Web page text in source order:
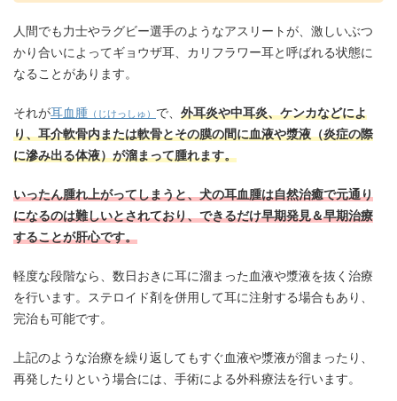
人間でも力士やラグビー選手のようなアスリートが、激しいぶつ
かり合いによってギョウザ耳、カリフラワー耳と呼ばれる状態に
なることがあります。
それが耳血腫 （じけっしゅ） で、 外耳炎や中耳炎、ケンカなどによ
り、耳介軟骨内または軟骨とその膜の間に血液や漿液（炎症の際
に滲み出る体液）が溜まって腫れます。
いったん腫れ上がってしまうと、犬の耳血腫は自然治癒で元通り
になるのは難しいとされており、できるだけ早期発見＆早期治療
することが肝心です。
軽度な段階なら、数日おきに耳に溜まった血液や漿液を抜く治療
を行います。ステロイド剤を併用して耳に注射する場合もあり、
完治も可能です。
上記のような治療を繰り返してもすぐ血液や漿液が溜まったり、
再発したりという場合には、手術による外科療法を行います。